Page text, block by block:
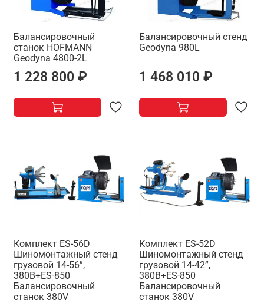
Балансировочный
станок HOFMANN
Geodyna 4800-2L
1 228 800 ₽
Балансировочный стенд
Geodyna 980L
1 468 010 ₽
Комплект ES-56D
Шиномонтажный стенд
грузовой 14-56”,
380В+ES-850
Балансировочный
станок 380V
Комплект ES-52D
Шиномонтажный стенд
грузовой 14-42”,
380В+ES-850
Балансировочный
станок 380V